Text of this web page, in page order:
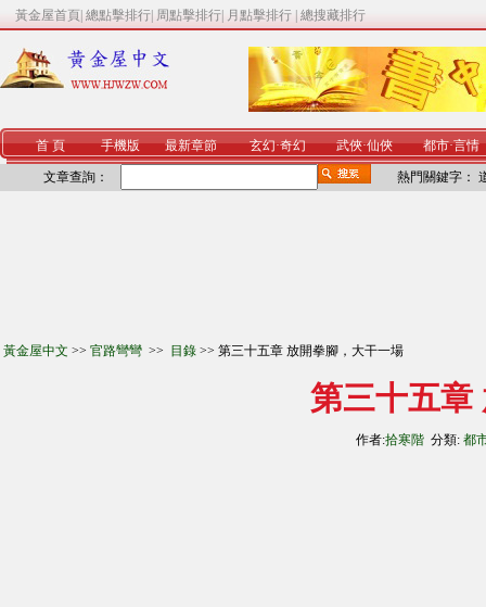
黃金屋首頁 總點擊排行 周點擊排行 月點擊排行 總搜藏排行
首 頁 手機版 最新章節 玄幻·奇幻 武俠·仙俠 都市·言情
文章查詢： 熱門關鍵字：
黃金屋中文 >> 官路彎彎 >> 目錄 >> 第三十五章 放開拳腳，大干一場
第三十五章
作者:拾寒階 分類: 都